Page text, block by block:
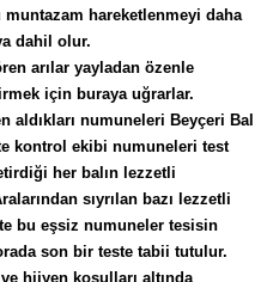
hareketlenmeyi daha
dahil olur.
arılar yayladan özenle
için buraya uğrarlar.
aldıkları numuneleri Beyçeri Bal
kontrol ekibi numuneleri test
her balın lezzetli
sıyrılan bazı lezzetli
bu eşsiz numuneler tesisin
son bir teste tabii tutulur.
hijyen koşulları altında